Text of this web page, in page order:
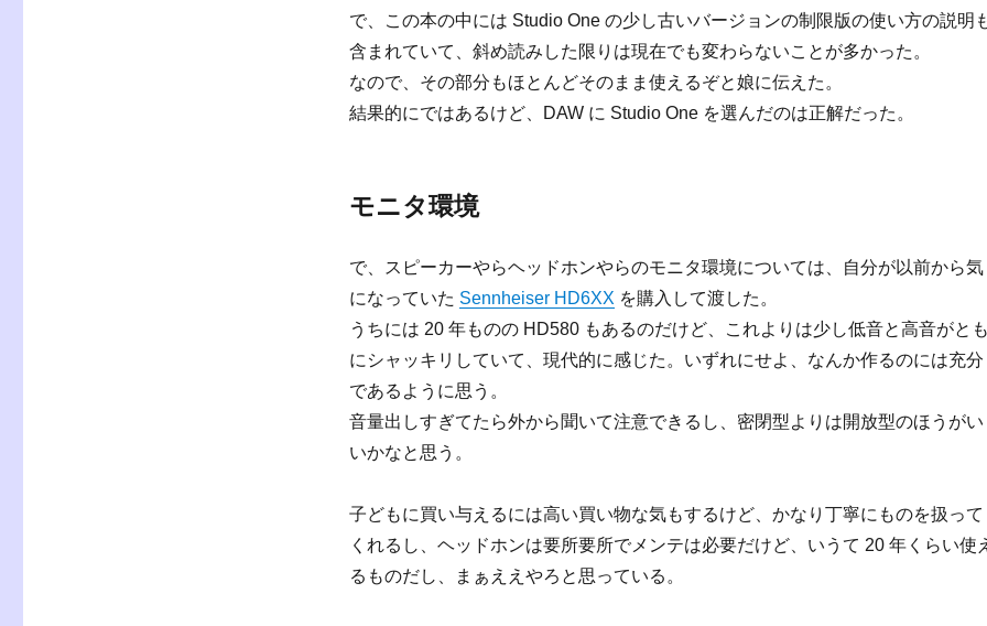
で、この本の中には Studio One の少し古いバージョンの制限版の使い方の説明
含まれていて、斜め読みした限りは現在でも変わらないことが多かった。
なので、その部分もほとんどそのまま使えるぞと娘に伝えた。
結果的にではあるけど、DAW に Studio One を選んだのは正解だった。
モニタ環境
で、スピーカーやらヘッドホンやらのモニタ環境については、自分が以前から気
になっていた Sennheiser HD6XX を購入して渡した。
うちには 20 年ものの HD580 もあるのだけど、これよりは少し低音と高音がと
にシャッキリしていて、現代的に感じた。いずれにせよ、なんか作るのには充分
であるように思う。
音量出しすぎてたら外から聞いて注意できるし、密閉型よりは開放型のほうがい
いかなと思う。
子どもに買い与えるには高い買い物な気もするけど、かなり丁寧にものを扱って
くれるし、ヘッドホンは要所要所でメンテは必要だけど、いうて 20 年くらい使
るものだし、まぁええやろと思っている。